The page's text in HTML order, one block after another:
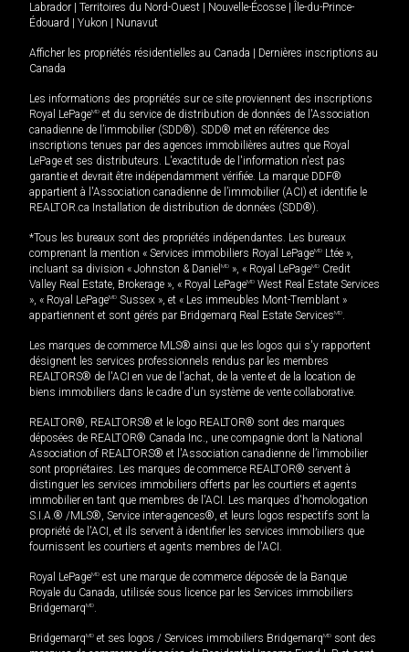
Labrador
Territoires du Nord-Ouest Nouvelle-Écosse
Île-du-Prince-
Édouard
Yukon Nunavut
Afficher les propriétés résidentielles au Canada
Dernières inscriptions au
Canada
Les informations des propriétés sur ce site proviennent des inscriptions
Royal LePageMD et du service de distribution de données de l'Association
canadienne de l’immobilier (SDD®). SDD® met en référence des
inscriptions tenues par des agences immobilières autres que Royal
LePage et ses distributeurs. L'exactitude de l'information n'est pas
garantie et devrait être indépendamment vérifiée. La marque DDF®
appartient à l'Association canadienne de l’immobilier (ACI) et identifie le
REALTOR.ca Installation de distribution de données (SDD®).
*Tous les bureaux sont des propriétés indépendantes. Les bureaux
comprenant la mention « Services immobiliers Royal LePageMD Ltée »,
incluant sa division « Johnston & Daniel MD », « Royal LePageMD Credit
Valley Real Estate, Brokerage », « Royal LePageMD West Real Estate Services
», « Royal LePageMD Sussex », et « Les immeubles Mont-Tremblant »
appartiennent et sont gérés par Bridgemarq Real Estate ServicesMD.
Les marques de commerce MLS® ainsi que les logos qui s'y rapportent
désignent les services professionnels rendus par les membres
REALTORS® de l'ACI en vue de l'achat, de la vente et de la location de
biens immobiliers dans le cadre d'un système de vente collaborative.
REALTOR®, REALTORS® et le logo REALTOR® sont des marques
déposées de REALTOR® Canada Inc., une compagnie dont la National
Association of REALTORS® et l'Association canadienne de l’immobilier
sont propriétaires. Les marques de commerce REALTOR® servent à
distinguer les services immobiliers offerts par les courtiers et agents
immobilier en tant que membres de l'ACI. Les marques d'homologation
S.I.A.® /MLS®, Service inter-agences®, et leurs logos respectifs sont la
propriété de l'ACI, et ils servent à identifier les services immobiliers que
fournissent les courtiers et agents membres de l'ACI.
Royal LePageMD est une marque de commerce déposée de la Banque
Royale du Canada, utilisée sous licence par les Services immobiliers
BridgemarqMD.
BridgemarqMD et ses logos / Services immobiliers BridgemarqMD sont des